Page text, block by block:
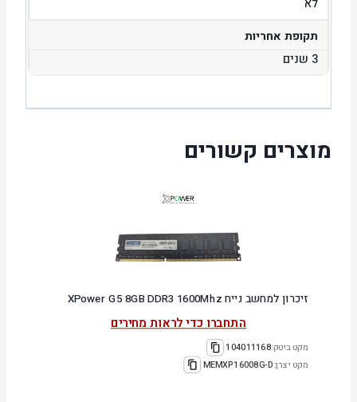
תקופת אחריות
3 שנים
מוצרים קשורים
זיכרון למחשב נייח XPower G5 8GB DDR3 1600Mhz
התחברו כדי לראות מחירים
מקט ביטק:104011168
מקט יצרן:MEMXP16008G-D